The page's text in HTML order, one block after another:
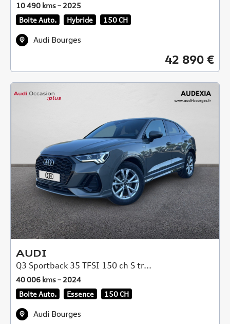
10 490 kms – 2025
Boite Auto.
Hybride 150 CH
Audi Bourges
42 890 €
AUDI
Q3 Sportback 35 TFSI 150 ch S tr...
40 006 kms – 2024
Boite Auto.
Essence 150 CH
Audi Bourges